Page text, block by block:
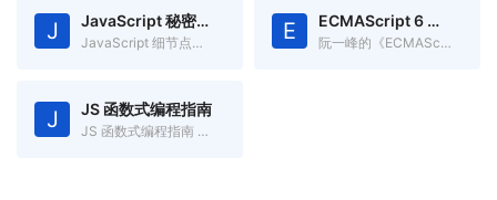
J JavaScript 秘密花园
JavaScript 细节点分析 E ECMAScript 6 入门
阮一峰的《ECMAScript 6入门》
J JS 函数式编程指南
JS 函数式编程指南 gitbook电子书